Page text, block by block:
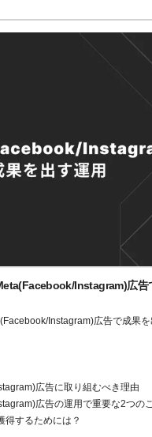
Instagram)広告
Instagram)広告で成果
広告に取り組むべき理由
広告の運用で重要な2つの
得するためには？